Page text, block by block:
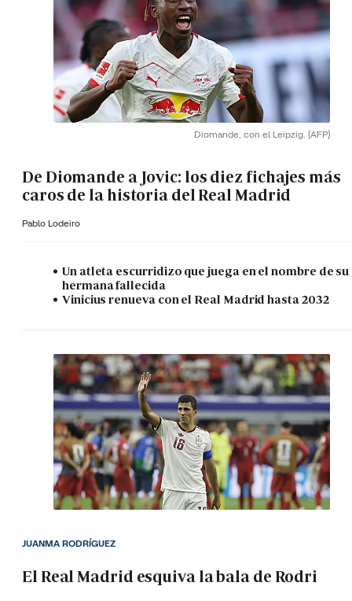
Diomande, con el Leipzig. (AFP)
De Diomande a Jovic: los diez fichajes más
caros de la historia del Real Madrid
Pablo Lodeiro
Un atleta escurridizo que juega en el nombre de su
hermana fallecida
Vinicius renueva con el Real Madrid hasta 2032
El Real Madrid esquiva la bala de Rodri
JUANMA RODRÍGUEZ